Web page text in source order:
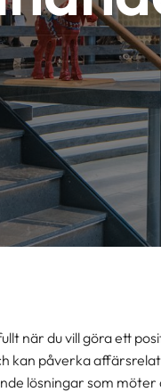
när du vill göra ett
kan påverka
lösningar som möter